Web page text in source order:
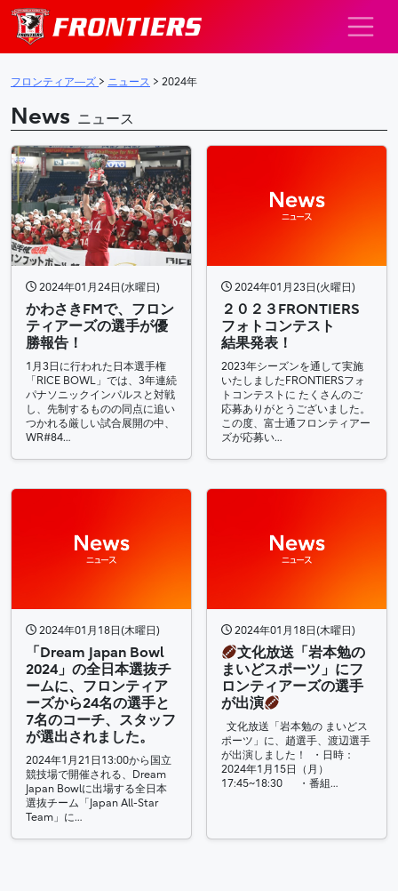
メインナビゲーション
フロンティア―ズ > ニュース > 2024年
News ニュース
2024年01月24日(水曜日)
かわさきFMで、フロン
ティアーズの選手が優
勝報告！
1月3日に行われた日本選手権
「RICE BOWL」では、3年連続
パナソニックインパルスと対戦
し、先制するものの同点に追い
つかれる厳しい試合展開の中、
WR#84…
2024年01月23日(火曜日)
２０２３FRONTIERS
フォトコンテスト
結果発表！
2023年シーズンを通して実施
いたしましたFRONTIERSフォ
トコンテストに たくさんのご
応募ありがとうございました。
この度、富士通フロンティアー
ズが応募い…
2024年01月18日(木曜日)
「Dream Japan Bowl
2024」の全日本選抜チ
ームに、フロンティア
ーズから24名の選手と
7名のコーチ、スタッフ
が選出されました。
2024年1月21日13:00から国立
競技場で開催される、Dream
Japan Bowlに出場する全日本
選抜チーム「Japan All-Star
Team」に…
2024年01月18日(木曜日)
文化放送「岩本勉の
まいどスポーツ」にフ
ロンティアーズの選手
が出演
文化放送「岩本勉の まいどス
ポーツ」に、趙選手、渡辺選手
が出演しました！ ・日時：
2024年1月15日（月）
17:45~18:30 ・番組…